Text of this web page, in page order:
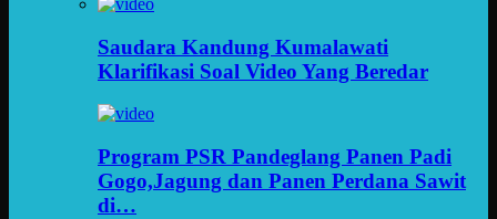
Saudara Kandung Kumalawati
Klarifikasi Soal Video Yang Beredar
Program PSR Pandeglang Panen Padi
Gogo,Jagung dan Panen Perdana Sawit
di…